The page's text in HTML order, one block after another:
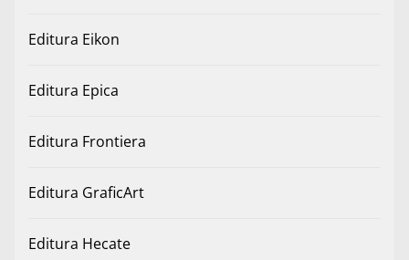
Editura Eikon
Editura Epica
Editura Frontiera
Editura GraficArt
Editura Hecate